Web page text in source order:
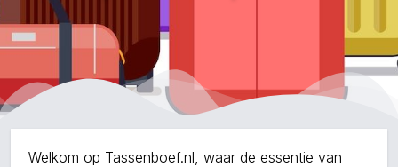
Welkom op Tassenboef.nl, waar de essentie van